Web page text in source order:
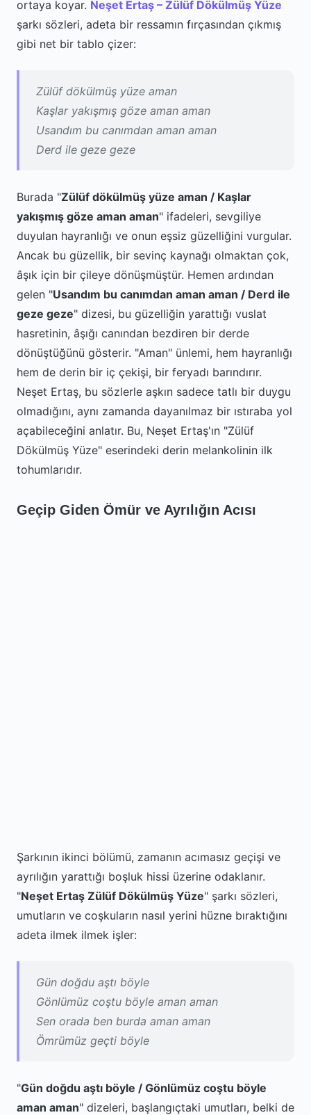
ortaya koyar. Neşet Ertaş – Zülüf Dökülmüş Yüze
şarkı sözleri, adeta bir ressamın fırçasından çıkmış
gibi net bir tablo çizer:
Zülüf dökülmüş yüze aman
Kaşlar yakışmış göze aman aman
Usandım bu canımdan aman aman
Derd ile geze geze
Burada "Zülüf dökülmüş yüze aman / Kaşlar
yakışmış göze aman aman" ifadeleri, sevgiliye
duyulan hayranlığı ve onun eşsiz güzelliğini vurgular.
Ancak bu güzellik, bir sevinç kaynağı olmaktan çok,
âşık için bir çileye dönüşmüştür. Hemen ardından
gelen "Usandım bu canımdan aman aman / Derd ile
geze geze" dizesi, bu güzelliğin yarattığı vuslat
hasretinin, âşığı canından bezdiren bir derde
dönüştüğünü gösterir. "Aman" ünlemi, hem hayranlığı
hem de derin bir iç çekişi, bir feryadı barındırır.
Neşet Ertaş, bu sözlerle aşkın sadece tatlı bir duygu
olmadığını, aynı zamanda dayanılmaz bir ıstıraba yol
açabileceğini anlatır. Bu, Neşet Ertaş'ın "Zülüf
Dökülmüş Yüze" eserindeki derin melankolinin ilk
tohumlarıdır.
Geçip Giden Ömür ve Ayrılığın Acısı
Şarkının ikinci bölümü, zamanın acımasız geçişi ve
ayrılığın yarattığı boşluk hissi üzerine odaklanır.
"Neşet Ertaş Zülüf Dökülmüş Yüze" şarkı sözleri,
umutların ve coşkuların nasıl yerini hüzne bıraktığını
adeta ilmek ilmek işler:
Gün doğdu aştı böyle
Gönlümüz coştu böyle aman aman
Sen orada ben burda aman aman
Ömrümüz geçti böyle
"Gün doğdu aştı böyle / Gönlümüz coştu böyle
aman aman" dizeleri, başlangıçtaki umutları, belki de